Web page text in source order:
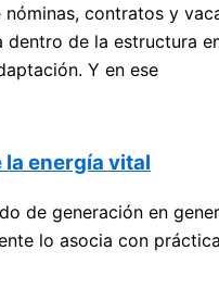
contratos y
de la estructura
Y en ese
la energía vital
de generación en
lo asocia con